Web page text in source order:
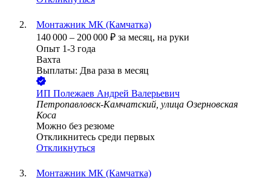
Монтажник МК (Камчатка)
140 000 – 200 000 ₽ за месяц, на руки
Опыт 1-3 года
Вахта
Выплаты: Два раза в месяц
ИП Полежаев Андрей Валерьевич
Петропавловск-Камчатский, улица Озерновская
Коса
Можно без резюме
Откликнитесь среди первых
Откликнуться
Монтажник МК (Камчатка)